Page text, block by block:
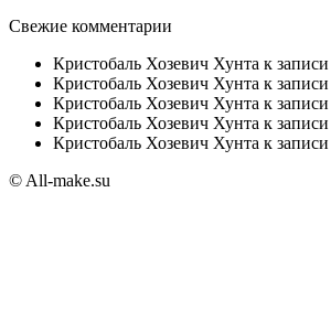
Свежие комментарии
Кристобаль Хозевич Хунта к записи
Кристобаль Хозевич Хунта к записи
Кристобаль Хозевич Хунта к записи
Кристобаль Хозевич Хунта к записи
Кристобаль Хозевич Хунта к записи
© All-make.su